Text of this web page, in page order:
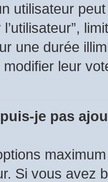
utilisateur
une durée
leur
je pas
Si vous avez